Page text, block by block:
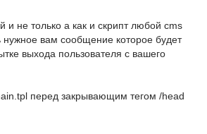
и не только а как и скрипт любой cms
нужное вам сообщение которое будет
выхода пользователя с вашего
перед закрывающим тегом /head